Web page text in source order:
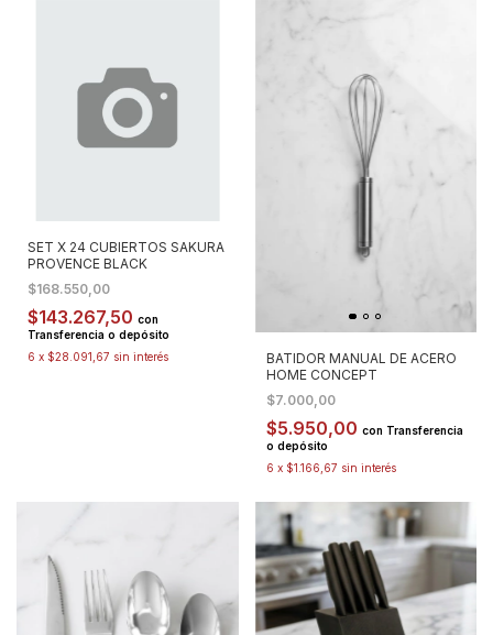
SET X 24 CUBIERTOS SAKURA
PROVENCE BLACK
$168.550,00
$143.267,50 con
Transferencia o depósito
6 x $28.091,67 sin interés
BATIDOR MANUAL DE ACERO
HOME CONCEPT
$7.000,00
$5.950,00 con Transferencia
o depósito
6 x $1.166,67 sin interés